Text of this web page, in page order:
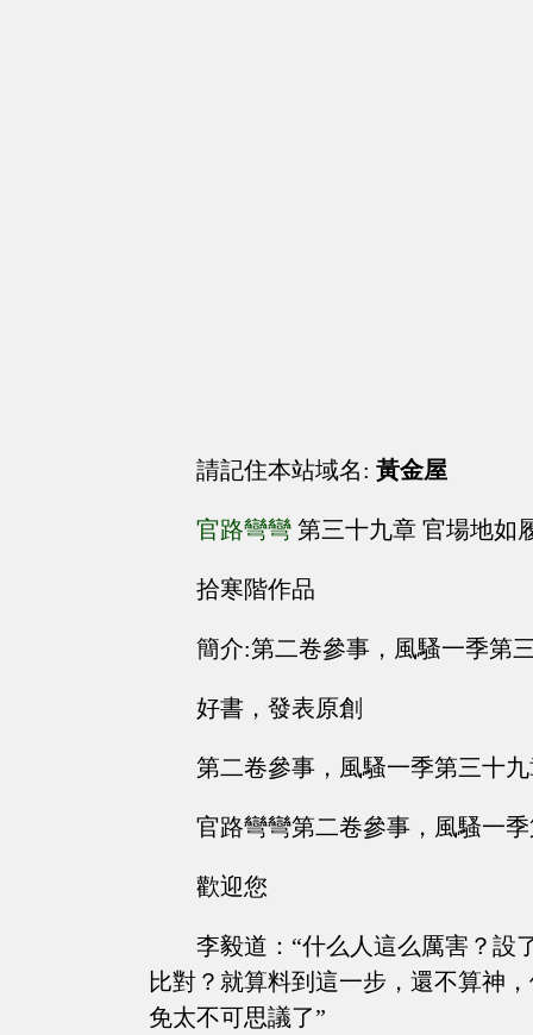
請記住本站域名: 黃金屋
官路彎彎 第三十九章 官場地如
拾寒階作品
簡介:第二卷參事，風騷一季第
好書，發表原創
第二卷參事，風騷一季第三十
官路彎彎第二卷參事，風騷一
歡迎您
李毅道：“什么人這么厲害？設
比對？就算料到這一步，還不算神
免太不可思議了”